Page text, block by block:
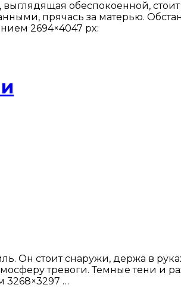
обеспокоенной,
прячась за матерью.
2694×4047 px:
Он стоит снаружи, держа в
тревоги. Темные тени и
3268×3297 …